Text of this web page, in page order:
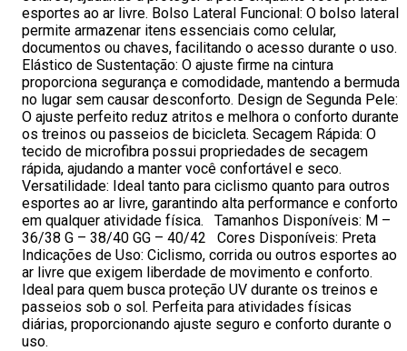
esportes ao ar livre. Bolso Lateral Funcional: O bolso lateral
permite armazenar itens essenciais como celular,
documentos ou chaves, facilitando o acesso durante o uso.
Elástico de Sustentação: O ajuste firme na cintura
proporciona segurança e comodidade, mantendo a bermuda
no lugar sem causar desconforto. Design de Segunda Pele:
O ajuste perfeito reduz atritos e melhora o conforto durante
os treinos ou passeios de bicicleta. Secagem Rápida: O
tecido de microfibra possui propriedades de secagem
rápida, ajudando a manter você confortável e seco.
Versatilidade: Ideal tanto para ciclismo quanto para outros
esportes ao ar livre, garantindo alta performance e conforto
em qualquer atividade física. Tamanhos Disponíveis: M –
36/38 G – 38/40 GG – 40/42 Cores Disponíveis: Preta
Indicações de Uso: Ciclismo, corrida ou outros esportes ao
ar livre que exigem liberdade de movimento e conforto.
Ideal para quem busca proteção UV durante os treinos e
passeios sob o sol. Perfeita para atividades físicas
diárias, proporcionando ajuste seguro e conforto durante o
uso.